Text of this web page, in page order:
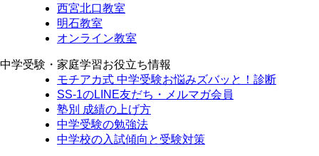
西宮北口教室
明石教室
オンライン教室
中学受験・家庭学習お役立ち情報
モチアカ式 中学受験お悩みズバッと！診断
SS-1のLINE友だち・メルマガ会員
塾別 成績の上げ方
中学受験の勉強法
中学校の入試傾向と受験対策